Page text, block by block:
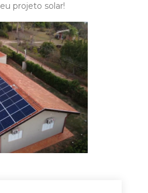
projeto solar!